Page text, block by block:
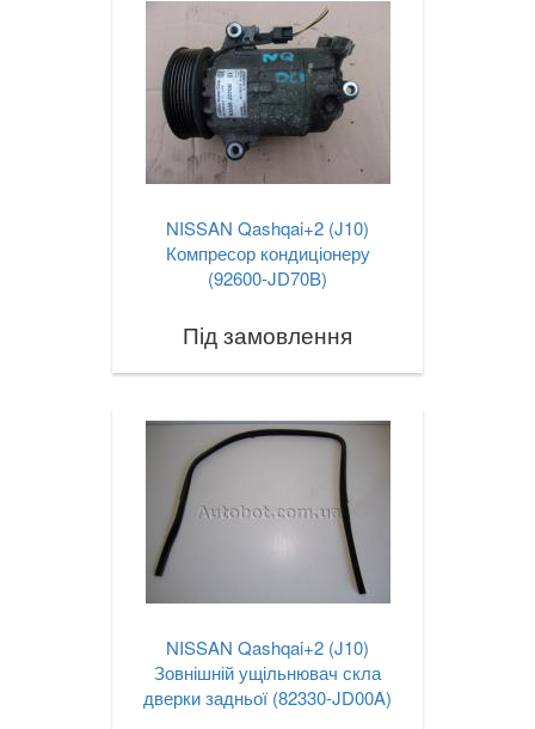
NISSAN Qashqai+2 (J10)
Компресор кондиціонеру
(92600-JD70B)
Під замовлення
NISSAN Qashqai+2 (J10)
Зовнішній ущільнювач скла
дверки задньої (82330-JD00A)